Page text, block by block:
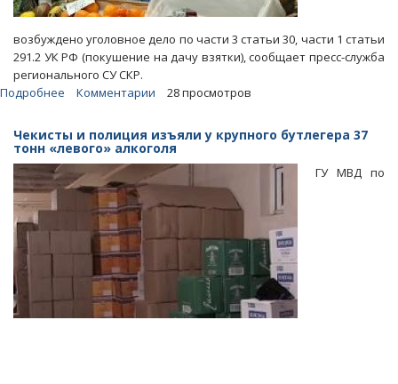
возбуждено уголовное дело по части 3 статьи 30, части 1 статьи
291.2 УК РФ (покушение на дачу взятки), сообщает пресс-служба
регионального СУ СКР.
Подробнее
торговец
овощами
и
фруктами
смог
откупиться
полицейского
Комментарии 28 просмотров
Чекисты и полиция изъяли у крупного бутлегера 37
тонн «левого» алкоголя
ГУ МВД по